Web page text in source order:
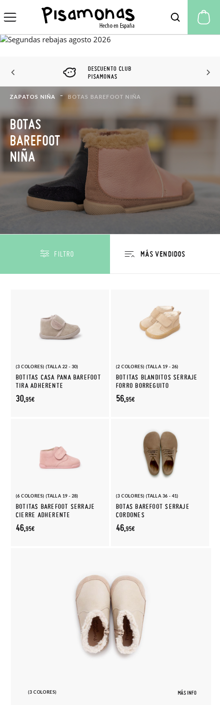
DESCUENTO CLUB
PISAMONAS
ZAPATOS NIÑA BOTAS BAREFOOT NIÑA
BOTAS
BAREFOOT
NIÑA
FILTRO
(3 COLORES) (TALLA 22 - 30)
BOTITAS CASA PANA BAREFOOT
TIRA ADHERENTE
30,95€
(2 COLORES) (TALLA 19 - 26)
BOTITAS BLANDITOS SERRAJE
FORRO BORREGUITO
56,95€
(6 COLORES) (TALLA 19 - 28)
BOTITAS BAREFOOT SERRAJE
CIERRE ADHERENTE
46,95€
(3 COLORES) (TALLA 36 - 41)
BOTAS BAREFOOT SERRAJE
CORDONES
46,95€
(3 COLORES) MÁS INFO